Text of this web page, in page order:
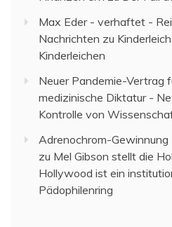
Max Eder - verhaftet -
Nachrichten zu
Kinderleichen
Neuer Pandemie-Vertrag
medizinische Diktatur -
Kontrolle von
Adrenochrom-
zu Mel Gibson stellt die
Hollywood ist ein
Pädophilenring